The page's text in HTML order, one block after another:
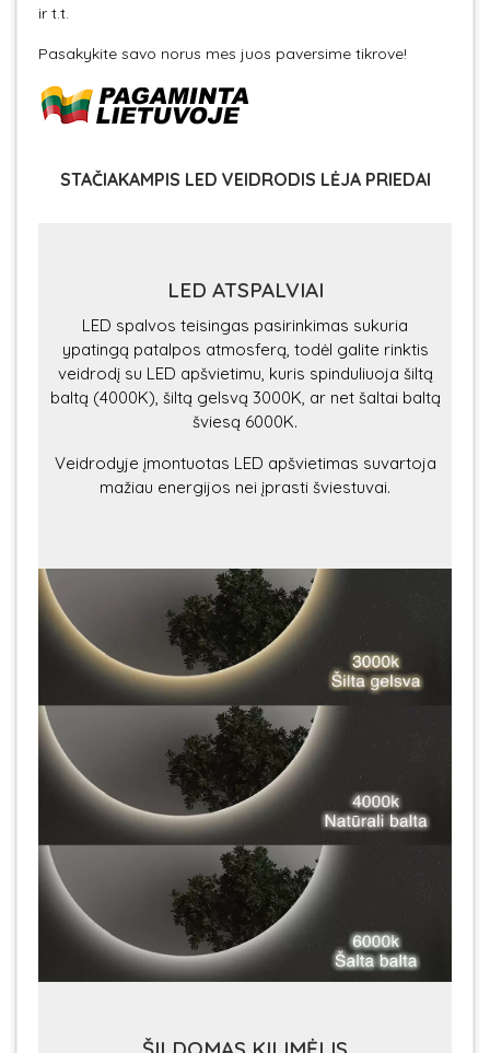
ir t.t.
Pasakykite savo norus mes juos paversime tikrove!
STAČIAKAMPIS LED VEIDRODIS LĖJA PRIEDAI
LED ATSPALVIAI
LED spalvos teisingas pasirinkimas sukuria
ypatingą patalpos atmosferą, todėl galite rinktis
veidrodį su LED apšvietimu, kuris spinduliuoja šiltą
baltą (4000K), šiltą gelsvą 3000K, ar net šaltai baltą
šviesą 6000K.
Veidrodyje įmontuotas LED apšvietimas suvartoja
mažiau energijos nei įprasti šviestuvai.